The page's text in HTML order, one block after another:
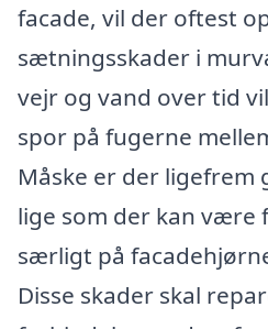
facade, vil der oftest
sætningsskader i
vejr og vand over tid
spor på fugerne
Måske er der ligefrem
lige som der kan være
særligt på
Disse skader skal